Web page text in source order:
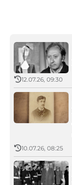
12.07.26, 09:30
10.07.26, 08:25